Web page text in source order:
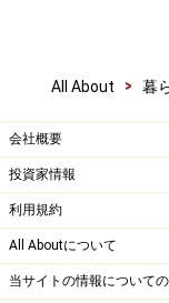
All About > 暮
会社概要
投資家情報
利用規約
All Aboutについて
当サイトの情報について